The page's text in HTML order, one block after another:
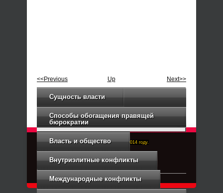
<<Previous Up Next>>
Сущность власти
Способы обогащения правящей
бюрократии
Власть и общество
Внутриэлитные конфликты
Международные конфликты
Right-Dexter-ПРАВЫЙ ФРОНТ. Основан в 2014 году.